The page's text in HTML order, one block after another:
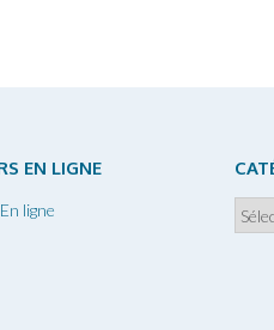
EN LIGNE
En ligne